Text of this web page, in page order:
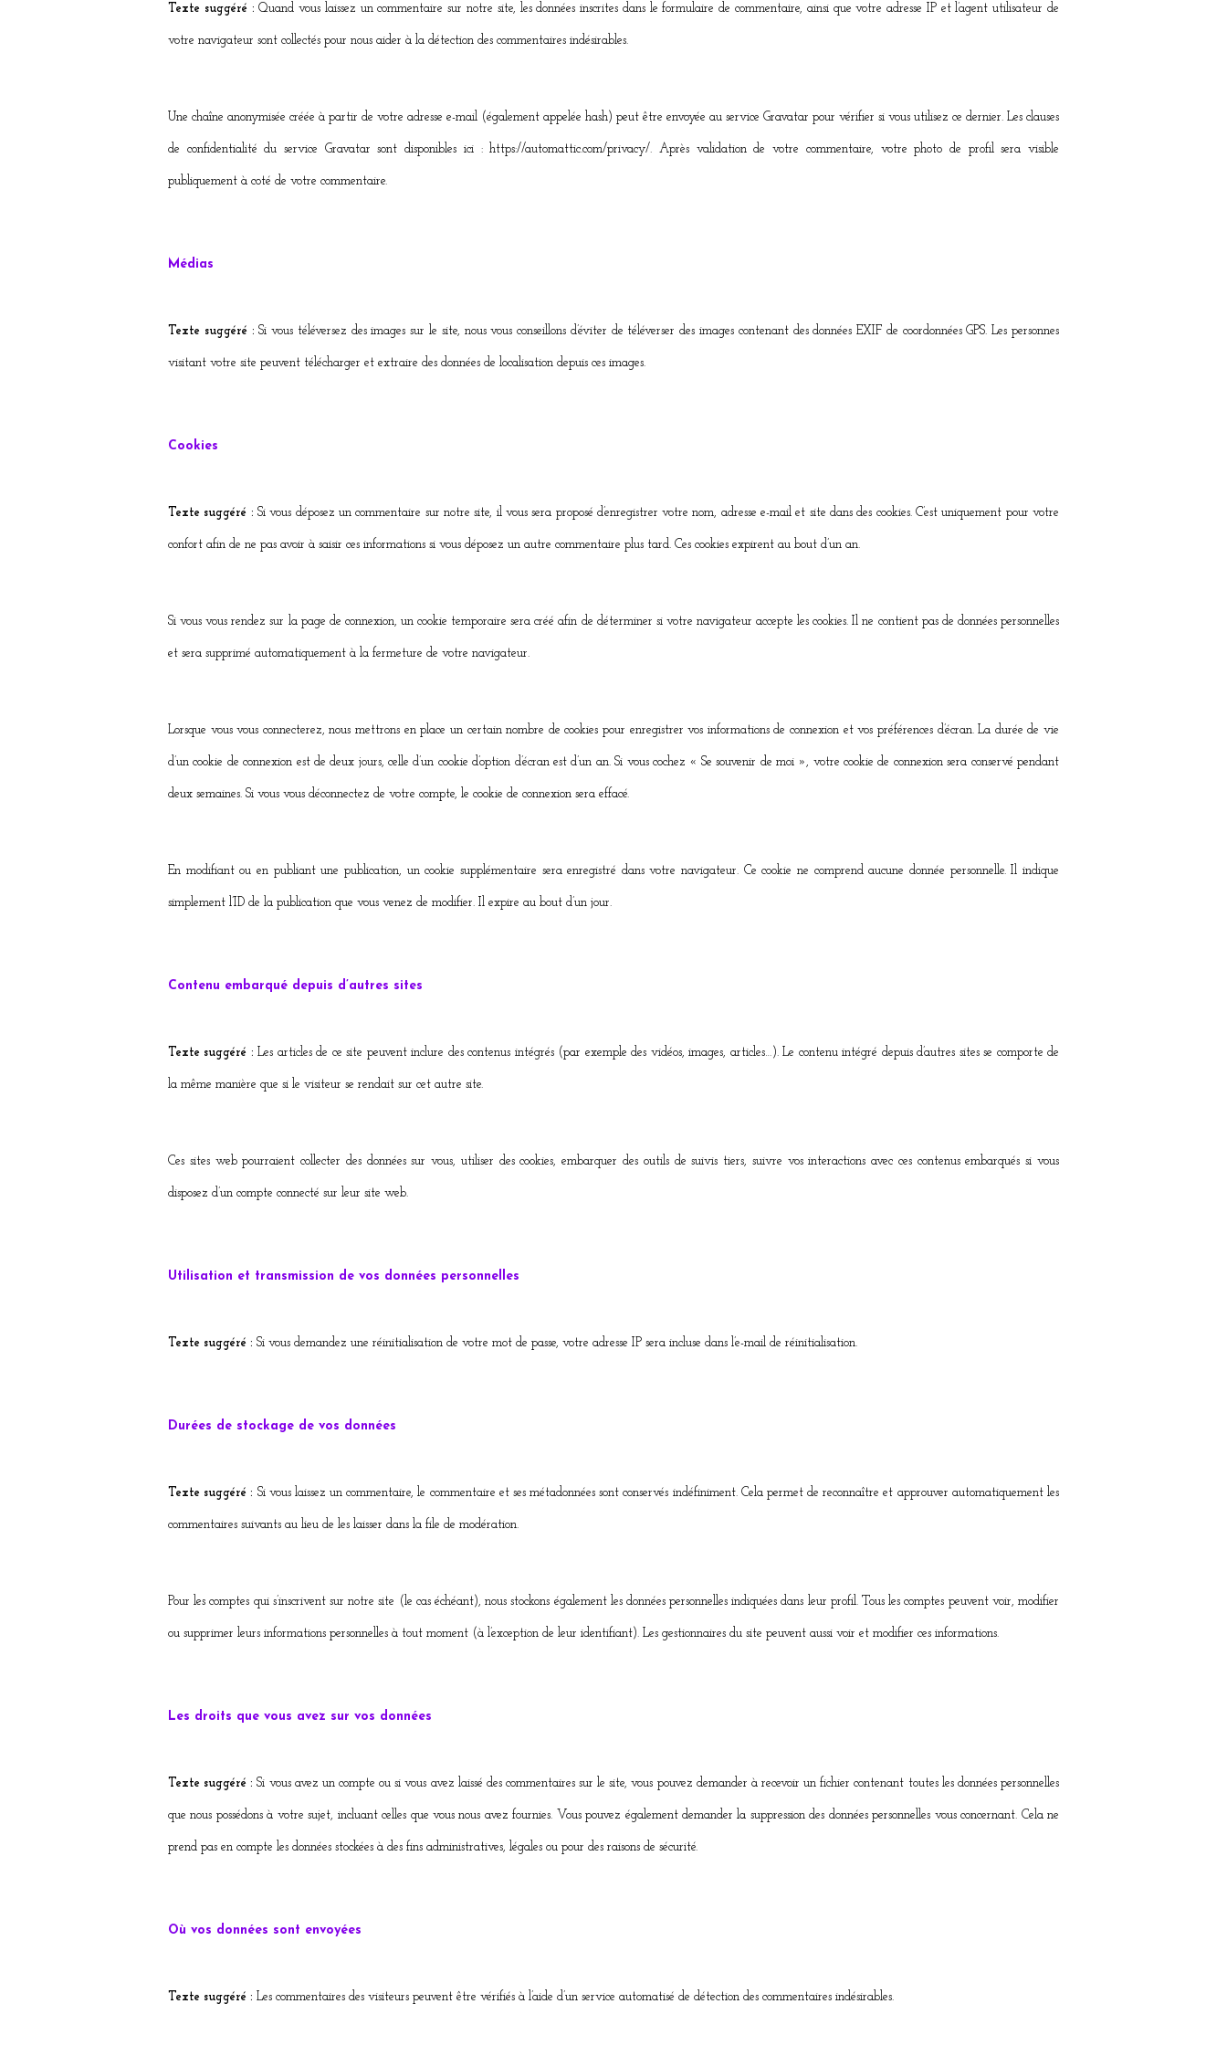
Texte suggéré :Quand vous laissez un commentaire sur notre site, les données inscrites dans le formulaire de commentaire, ainsi que votre adresse IP et l’agent utilisateur de
votre navigateur sont collectés pour nous aider à la détection des commentaires indésirables.
Une chaîne anonymisée créée à partir de votre adresse e-mail (également appelée hash) peut être envoyée au service Gravatar pour vérifier si vous utilisez ce dernier. Les clauses
de confidentialité du service Gravatar sont disponibles ici : https://automattic.com/privacy/. Après validation de votre commentaire, votre photo de profil sera visible
publiquement à coté de votre commentaire.
Médias
Texte suggéré :Si vous téléversez des images sur le site, nous vous conseillons d’éviter de téléverser des images contenant des données EXIF de coordonnées GPS. Les personnes
visitant votre site peuvent télécharger et extraire des données de localisation depuis ces images.
Cookies
Texte suggéré : Si vous déposez un commentaire sur notre site, il vous sera proposé d’enregistrer votre nom, adresse e-mail et site dans des cookies. C’est uniquement pour votre
confort afin de ne pas avoir à saisir ces informations si vous déposez un autre commentaire plus tard. Ces cookies expirent au bout d’un an.
Si vous vous rendez sur la page de connexion, un cookie temporaire sera créé afin de déterminer si votre navigateur accepte les cookies. Il ne contient pas de données personnelles
et sera supprimé automatiquement à la fermeture de votre navigateur.
Lorsque vous vous connecterez, nous mettrons en place un certain nombre de cookies pour enregistrer vos informations de connexion et vos préférences d’écran. La durée de vie
d’un cookie de connexion est de deux jours, celle d’un cookie d’option d’écran est d’un an. Si vous cochez « Se souvenir de moi », votre cookie de connexion sera conservé pendant
deux semaines. Si vous vous déconnectez de votre compte, le cookie de connexion sera effacé.
En modifiant ou en publiant une publication, un cookie supplémentaire sera enregistré dans votre navigateur. Ce cookie ne comprend aucune donnée personnelle. Il indique
simplement l’ID de la publication que vous venez de modifier. Il expire au bout d’un jour.
Contenu embarqué depuis d’autres sites
Texte suggéré :Les articles de ce site peuvent inclure des contenus intégrés (par exemple des vidéos, images, articles…). Le contenu intégré depuis d’autres sites se comporte de
la même manière que si le visiteur se rendait sur cet autre site.
Ces sites web pourraient collecter des données sur vous, utiliser des cookies, embarquer des outils de suivis tiers, suivre vos interactions avec ces contenus embarqués si vous
disposez d’un compte connecté sur leur site web.
Utilisation et transmission de vos données personnelles
Texte suggéré : Si vous demandez une réinitialisation de votre mot de passe, votre adresse IP sera incluse dans l’e-mail de réinitialisation.
Durées de stockage de vos données
Texte suggéré : Si vous laissez un commentaire, le commentaire et ses métadonnées sont conservés indéfiniment. Cela permet de reconnaître et approuver automatiquement les
commentaires suivants au lieu de les laisser dans la file de modération.
Pour les comptes qui s’inscrivent sur notre site (le cas échéant), nous stockons également les données personnelles indiquées dans leur profil. Tous les comptes peuvent voir, modifier
ou supprimer leurs informations personnelles à tout moment (à l’exception de leur identifiant). Les gestionnaires du site peuvent aussi voir et modifier ces informations.
Les droits que vous avez sur vos données
Texte suggéré :Si vous avez un compte ou si vous avez laissé des commentaires sur le site, vous pouvez demander à recevoir un fichier contenant toutes les données personnelles
que nous possédons à votre sujet, incluant celles que vous nous avez fournies. Vous pouvez également demander la suppression des données personnelles vous concernant. Cela ne
prend pas en compte les données stockées à des fins administratives, légales ou pour des raisons de sécurité.
Où vos données sont envoyées
Texte suggéré : Les commentaires des visiteurs peuvent être vérifiés à l’aide d’un service automatisé de détection des commentaires indésirables.